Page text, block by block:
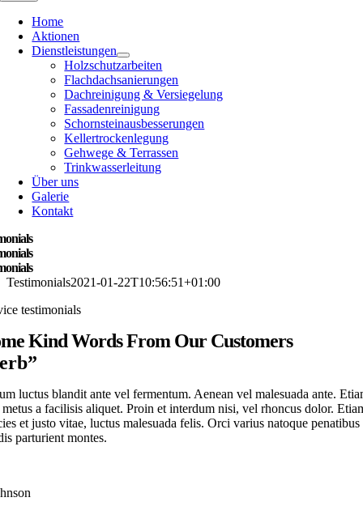
Home
Aktionen
Dienstleistungen
Holzschutzarbeiten
Flachdachsanierungen
Dachreinigung & Versiegelung
Fassadenreinigung
Schornsteinausbesserungen
Kellertrockenlegung
Gehwege & Terrassen
Trinkwasserleitung
Über uns
Galerie
Kontakt
Testimonials2021-01-22T10:56:51+01:00
testimonials
Kind Words From Our Customers
luctus blandit ante vel fermentum. Aenean vel malesuada ante.
metus a facilisis aliquet. Proin et interdum nisi, vel rhoncus dolor.
et justo vitae, luctus malesuada felis. Orci varius natoque penatibus
parturient montes.